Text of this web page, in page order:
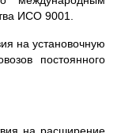
ИСО 9001.
на установочную
постоянного